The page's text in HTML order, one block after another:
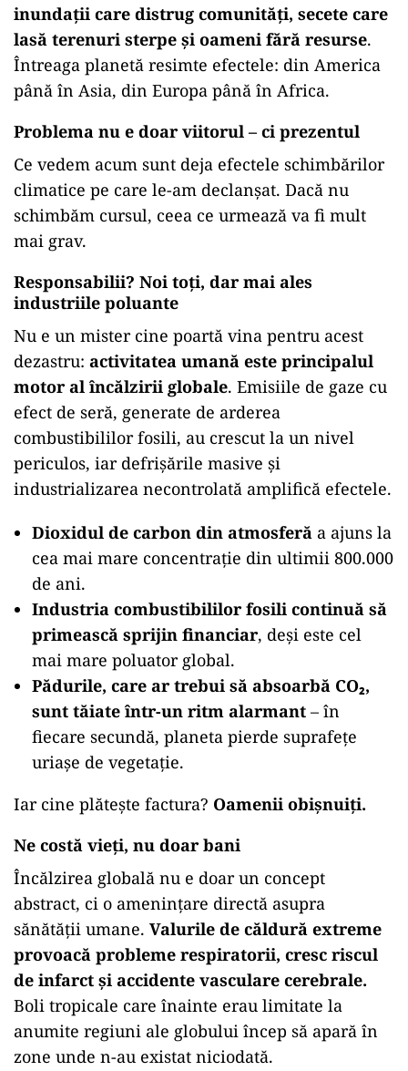
inundații care distrug comunități, secete care
lasă terenuri sterpe și oameni fără resurse.
Întreaga planetă resimte efectele: din America
până în Asia, din Europa până în Africa.
Problema nu e doar viitorul – ci prezentul
Ce vedem acum sunt deja efectele schimbărilor
climatice pe care le-am declanșat. Dacă nu
schimbăm cursul, ceea ce urmează va fi mult
mai grav.
Responsabilii? Noi toți, dar mai ales
industriile poluante
Nu e un mister cine poartă vina pentru acest
dezastru: activitatea umană este principalul
motor al încălzirii globale. Emisiile de gaze cu
efect de seră, generate de arderea
combustibililor fosili, au crescut la un nivel
periculos, iar defrișările masive și
industrializarea necontrolată amplifică efectele.
Dioxidul de carbon din atmosferă a ajuns la
cea mai mare concentrație din ultimii 800.000
de ani.
Industria combustibililor fosili continuă să
primească sprijin financiar, deși este cel
mai mare poluator global.
Pădurile, care ar trebui să absoarbă CO₂,
sunt tăiate într-un ritm alarmant – în
fiecare secundă, planeta pierde suprafețe
uriașe de vegetație.
Iar cine plătește factura? Oamenii obișnuiți.
Ne costă vieți, nu doar bani
Încălzirea globală nu e doar un concept
abstract, ci o amenințare directă asupra
sănătății umane. Valurile de căldură extreme
provoacă probleme respiratorii, cresc riscul
de infarct și accidente vasculare cerebrale.
Boli tropicale care înainte erau limitate la
anumite regiuni ale globului încep să apară în
zone unde n-au existat niciodată.